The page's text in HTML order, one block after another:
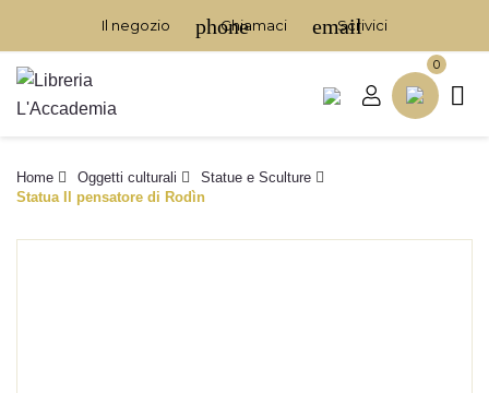
Il negozio phone
Chiamaci email
Scrivici

0
Home Oggetti culturali
Statue e Sculture
Statua Il pensatore di Rodìn